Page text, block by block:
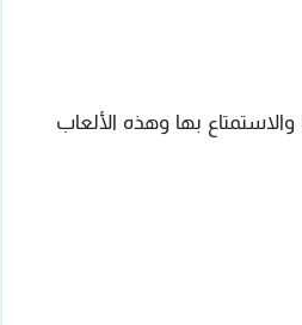
والاستمتاع بها وهذه الألعاب